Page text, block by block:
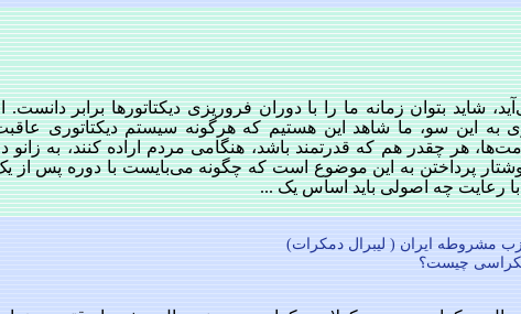
شاید بتوان زمانه ما را با دوران فروریزی دیکتاتورها برابر دانست.
به این سو، ما شاهد این هستیم که هر‌گونه سیستم دیکتاتوری
هر چقدر هم که قدرتمند باشد، هنگامی مردم اراده کنند، به زانو
پرداختن به این موضوع است که چگونه می‌بایست با دوره پس از
با رعایت چه اصولی باید اساس یک ...
چیست؟